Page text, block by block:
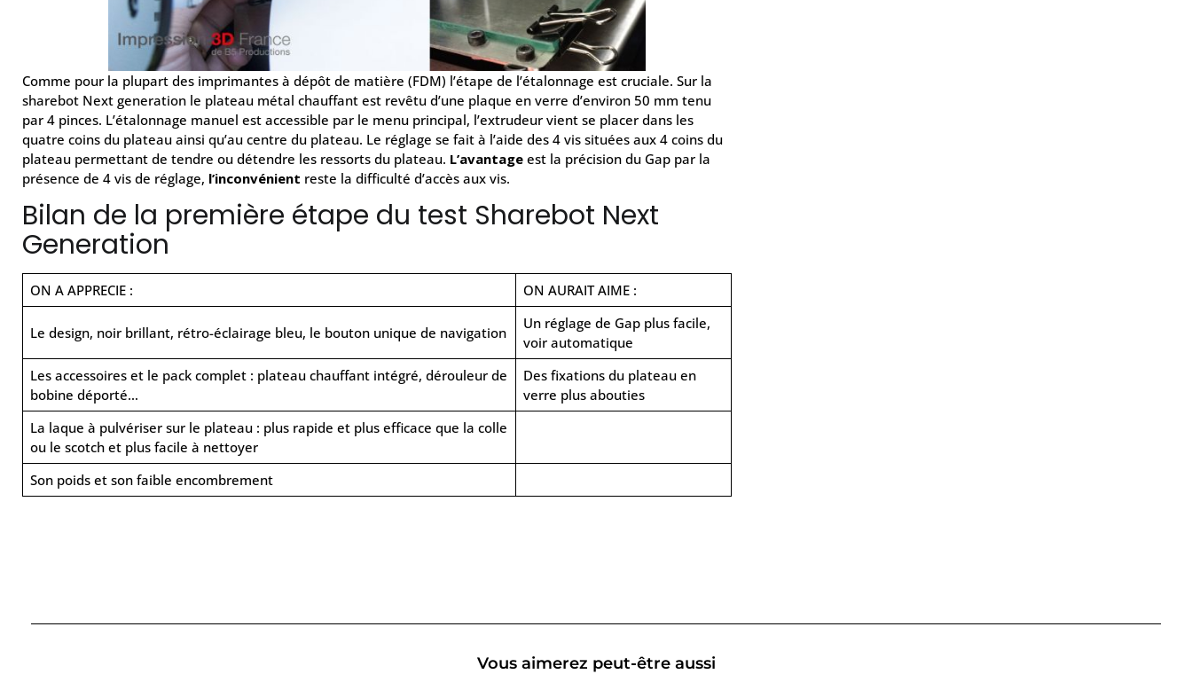
Comme pour la plupart des imprimantes à dépôt de matière (FDM) l’étape de l’étalonnage est cruciale. Sur la
sharebot Next generation le plateau métal chauffant est revêtu d’une plaque en verre d’environ 50 mm tenu
par 4 pinces. L’étalonnage manuel est accessible par le menu principal, l’extrudeur vient se placer dans les
quatre coins du plateau ainsi qu’au centre du plateau. Le réglage se fait à l’aide des 4 vis situées aux 4 coins du
plateau permettant de tendre ou détendre les ressorts du plateau. L’avantage est la précision du Gap par la
présence de 4 vis de réglage, l’inconvénient reste la difficulté d’accès aux vis.
Bilan de la première étape du test Sharebot Next
Generation
ON A APPRECIE : ON AURAIT AIME :
Le design, noir brillant, rétro-éclairage bleu, le bouton unique de navigation
Un réglage de Gap plus facile,
voir automatique
Les accessoires et le pack complet : plateau chauffant intégré, dérouleur de
bobine déporté…
Des fixations du plateau en
verre plus abouties
La laque à pulvériser sur le plateau : plus rapide et plus efficace que la colle
ou le scotch et plus facile à nettoyer
Son poids et son faible encombrement
Vous aimerez peut-être aussi